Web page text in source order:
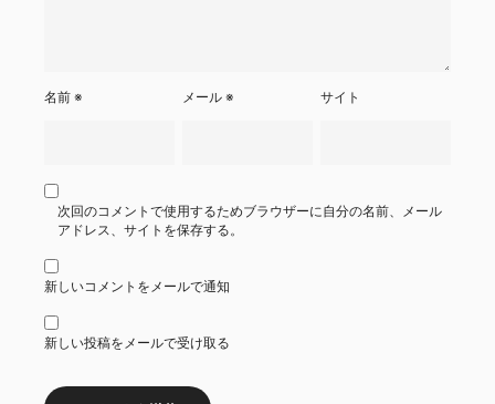
名前 ※ メール※ サイト
次回のコメントで使用するためブラウザーに自分の名前、メール
アドレス、サイトを保存する。
新しいコメントをメールで通知
新しい投稿をメールで受け取る